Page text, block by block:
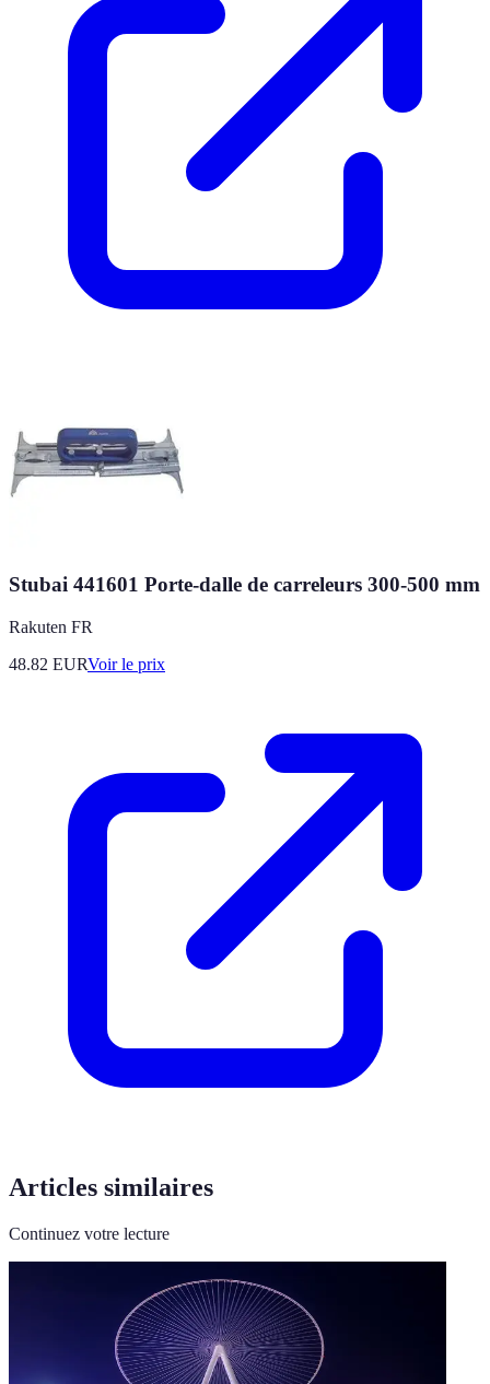
Stubai 441601 Porte-dalle de carreleurs 300-500 mm
Rakuten FR
48.82 EURVoir le prix
Articles similaires
Continuez votre lecture